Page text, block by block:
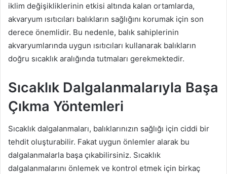
iklim değişikliklerinin etkisi altında kalan ortamlarda,
akvaryum ısıtıcıları balıkların sağlığını korumak için son
derece önemlidir. Bu nedenle, balık sahiplerinin
akvaryumlarında uygun ısıtıcıları kullanarak balıkların
doğru sıcaklık aralığında tutmaları gerekmektedir.
Sıcaklık Dalgalanmalarıyla Başa
Çıkma Yöntemleri
Sıcaklık dalgalanmaları, balıklarınızın sağlığı için ciddi bir
tehdit oluşturabilir. Fakat uygun önlemler alarak bu
dalgalanmalarla başa çıkabilirsiniz. Sıcaklık
dalgalanmalarını önlemek ve kontrol etmek için birkaç